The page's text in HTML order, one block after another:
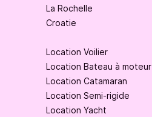
La Rochelle
Croatie
Location Voilier
Location Bateau à moteur
Location Catamaran
Location Semi-rigide
Location Yacht